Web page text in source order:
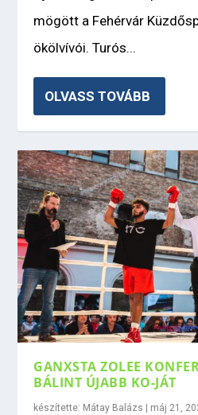
mögött a Fehérvár
ökölvívói. Turós...
OLVASS TOVÁBB
GANXSTA ZOLEE
BÁLINT ÚJABB KO-JÁT
készítette: Mátay Balázs máj 21,